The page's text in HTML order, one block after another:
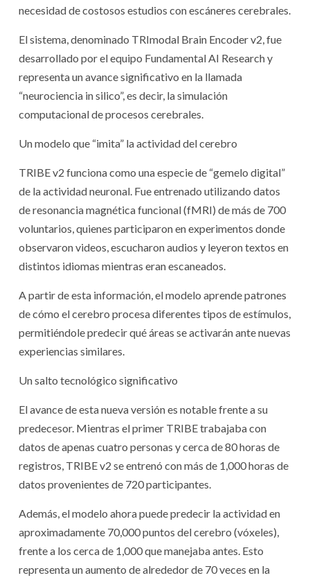
necesidad de costosos estudios con escáneres cerebrales.
El sistema, denominado TRImodal Brain Encoder v2, fue
desarrollado por el equipo Fundamental AI Research y
representa un avance significativo en la llamada
“neurociencia in silico”, es decir, la simulación
computacional de procesos cerebrales.
Un modelo que “imita” la actividad del cerebro
TRIBE v2 funciona como una especie de “gemelo digital”
de la actividad neuronal. Fue entrenado utilizando datos
de resonancia magnética funcional (fMRI) de más de 700
voluntarios, quienes participaron en experimentos donde
observaron videos, escucharon audios y leyeron textos en
distintos idiomas mientras eran escaneados.
A partir de esta información, el modelo aprende patrones
de cómo el cerebro procesa diferentes tipos de estímulos,
permitiéndole predecir qué áreas se activarán ante nuevas
experiencias similares.
Un salto tecnológico significativo
El avance de esta nueva versión es notable frente a su
predecesor. Mientras el primer TRIBE trabajaba con
datos de apenas cuatro personas y cerca de 80 horas de
registros, TRIBE v2 se entrenó con más de 1,000 horas de
datos provenientes de 720 participantes.
Además, el modelo ahora puede predecir la actividad en
aproximadamente 70,000 puntos del cerebro (vóxeles),
frente a los cerca de 1,000 que manejaba antes. Esto
representa un aumento de alrededor de 70 veces en la